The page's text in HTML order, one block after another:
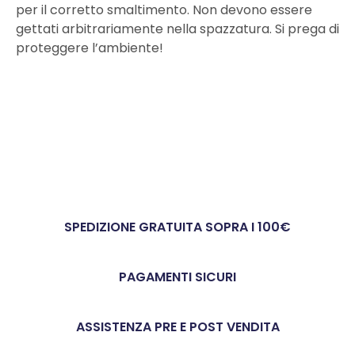
per il corretto smaltimento. Non devono essere
gettati arbitrariamente nella spazzatura. Si prega di
proteggere l’ambiente!
SPEDIZIONE GRATUITA SOPRA I 100€
PAGAMENTI SICURI
ASSISTENZA PRE E POST VENDITA